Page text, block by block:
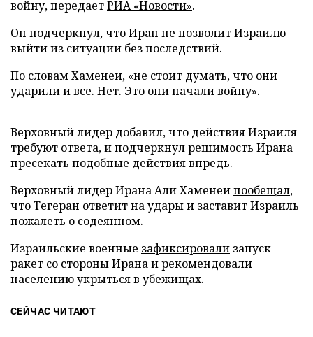
войну, передаетРИА «Новости».
Он подчеркнул, что Иран не позволит Израилю
выйти из ситуации без последствий.
По словам Хаменеи, «не стоит думать, что они
ударили и все. Нет. Это они начали войну».
Верховный лидер добавил, что действия Израиля
требуют ответа, и подчеркнул решимость Ирана
пресекать подобные действия впредь.
Верховный лидер Ирана Али Хаменеипообещал,
что Тегеран ответит на удары и заставит Израиль
пожалеть о содеянном.
Израильские военные зафиксировали запуск
ракет со стороны Ирана и рекомендовали
населению укрыться в убежищах.
СЕЙЧАС ЧИТАЮТ